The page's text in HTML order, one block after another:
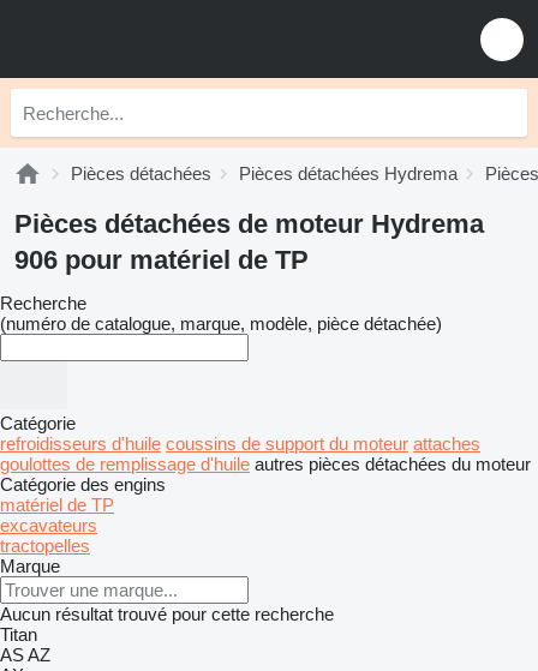
Pièces détachées Pièces détachées Hydrema
Pièces détachées de moteur Hydrema
906 pour matériel de TP
Recherche
(numéro de catalogue, marque, modèle, pièce détachée)
Catégorie
refroidisseurs d'huile coussins de support du moteur attaches
goulottes de remplissage d'huile autres pièces détachées du moteur
Catégorie des engins
matériel de TP
excavateurs
tractopelles
Marque
Aucun résultat trouvé pour cette recherche
Titan
ASAZ